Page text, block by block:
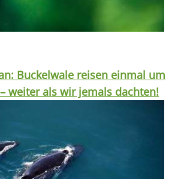
Buckelwale reisen einmal um
weiter als wir jemals dachten!